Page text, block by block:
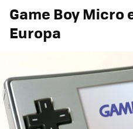
Game Boy Micro
Europa